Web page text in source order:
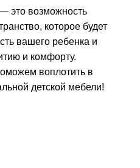
это возможность
которое будет
вашего ребенка и
и комфорту.
воплотить в
детской мебели!